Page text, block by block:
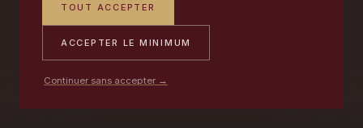
TOUT ACCEPTER
ACCEPTER LE MINIMUM
Continuer sans accepter →